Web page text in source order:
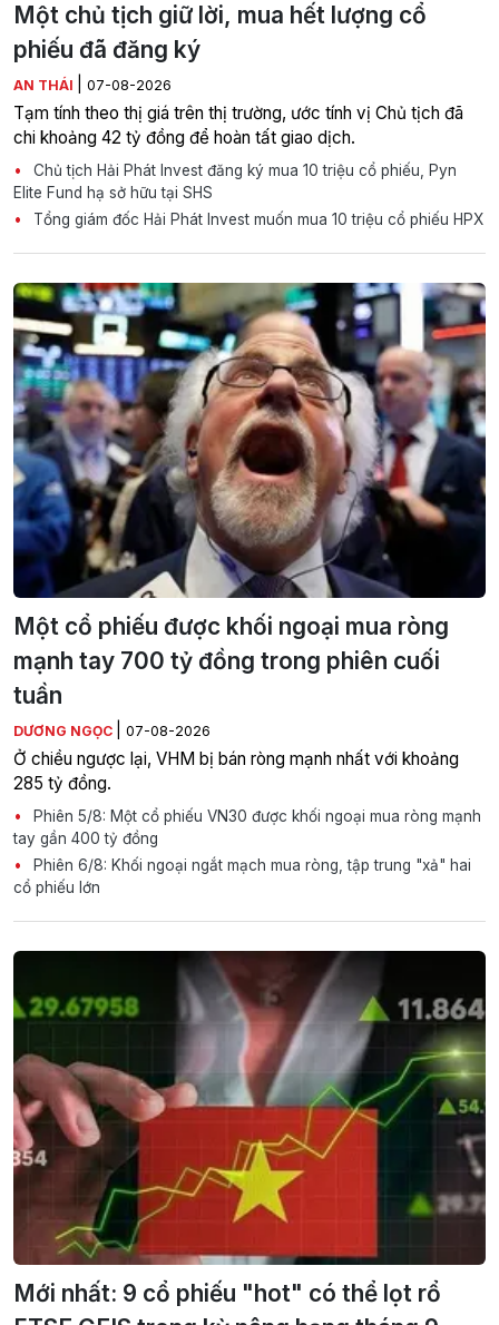
Một chủ tịch giữ lời, mua hết lượng cổ
phiếu đã đăng ký
AN THÁI 07-08-2026
Tạm tính theo thị giá trên thị trường, ước tính vị Chủ tịch đã
chi khoảng 42 tỷ đồng để hoàn tất giao dịch.
Chủ tịch Hải Phát Invest đăng ký mua 10 triệu cổ phiếu, Pyn
Elite Fund hạ sở hữu tại SHS
Tổng giám đốc Hải Phát Invest muốn mua 10 triệu cổ phiếu HPX
Một cổ phiếu được khối ngoại mua ròng
mạnh tay 700 tỷ đồng trong phiên cuối
tuần
DƯƠNG NGỌC 07-08-2026
Ở chiều ngược lại, VHM bị bán ròng mạnh nhất với khoảng
285 tỷ đồng.
Phiên 5/8: Một cổ phiếu VN30 được khối ngoại mua ròng mạnh
tay gần 400 tỷ đồng
Phiên 6/8: Khối ngoại ngắt mạch mua ròng, tập trung "xả" hai
cổ phiếu lớn
Mới nhất: 9 cổ phiếu "hot" có thể lọt rổ